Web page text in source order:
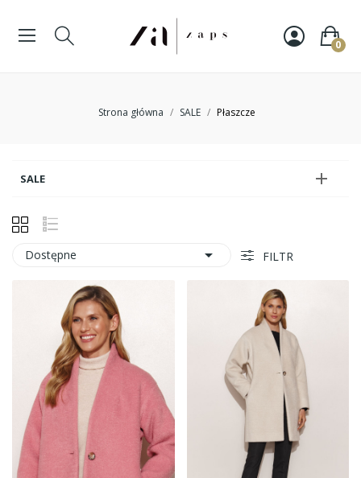
0
Strona główna SALE Płaszcze
SALE 
Dostępne  FILTR